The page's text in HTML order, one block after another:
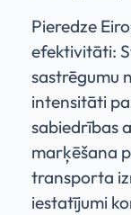
Pieredze
efektivitāti:
sastrēgumu
intensitāti
sabiedrības
marķēšana
transporta
iestatījumi